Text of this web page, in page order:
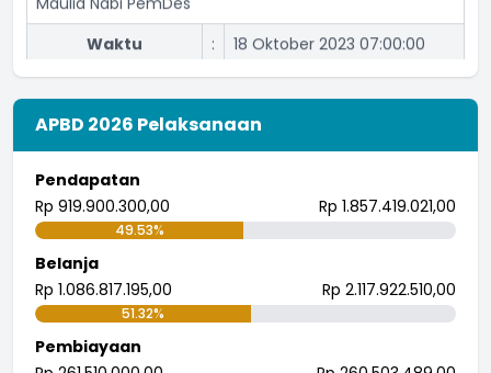
Koordinator :
DKM Al Ukhuwah Puri Nirana
Cigelam
Waktu
:
30 September 2023 08:00:00
Lokasi
Koordinator
Ketua RW.007
Pengajian Bulanan Desa
Waktu
11 September 2023 07:00:00
APBD 2026 Pelaksanaan
Pendapatan
Rp 919.900.300,00
Rp 1.857.419.021,00
49.53%
Belanja
Rp 1.086.817.195,00
Rp 2.117.922.510,00
51.32%
Pembiayaan